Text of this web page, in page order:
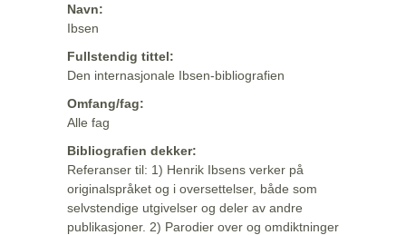
Navn:
Ibsen
Fullstendig tittel:
Den internasjonale Ibsen-bibliografien
Omfang/fag:
Alle fag
Bibliografien dekker:
Referanser til: 1) Henrik Ibsens verker på
originalspråket og i oversettelser, både som
selvstendige utgivelser og deler av andre
publikasjoner. 2) Parodier over og omdiktninger